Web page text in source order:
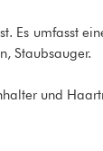
Es umfasst
Staubsauger.
und